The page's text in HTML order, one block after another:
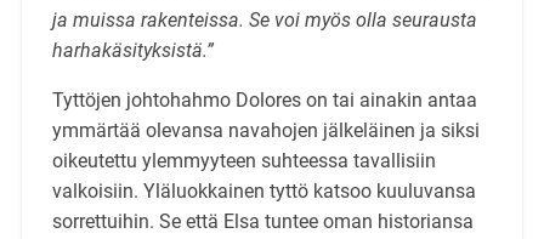
ja muissa rakenteissa. Se voi myös olla seurausta
harhakäsityksistä.”
Tyttöjen johtohahmo Dolores on tai ainakin antaa
ymmärtää olevansa navahojen jälkeläinen ja siksi
oikeutettu ylemmyyteen suhteessa tavallisiin
valkoisiin. Yläluokkainen tyttö katsoo kuuluvansa
sorrettuihin. Se että Elsa tuntee oman historiansa